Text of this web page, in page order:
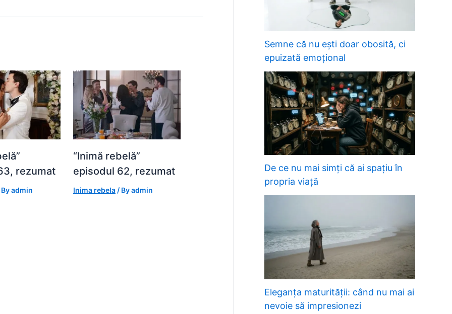
rezumat
Byadmin
“Inimă rebelă”
episodul 62, rezumat
Inima rebela / Byadmin
Semne că nu ești doar obosită, ci
epuizată emoțional
De ce nu mai simți că ai spațiu în
propria viață
Eleganța maturității: când nu mai ai
nevoie să impresionezi